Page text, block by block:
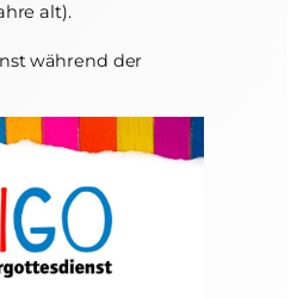
alt).
während der